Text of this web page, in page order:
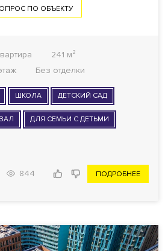
ПО ОБЪЕКТУ
241 м²
Без отделки
ШКОЛА ДЕТСКИЙ САД
ДЛЯ СЕМЬИ С ДЕТЬМИ
844 ПОДРОБНЕЕ